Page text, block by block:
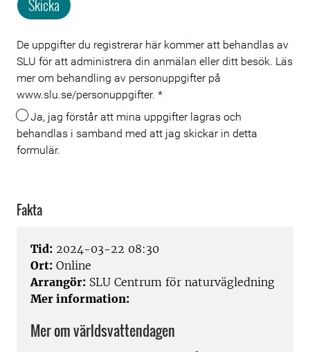
Skicka
Meta
De uppgifter du registrerar här kommer att behandlas av
SLU för att administrera din anmälan eller ditt besök. Läs
mer om behandling av personuppgifter på
www.slu.se/personuppgifter. *
Ja, jag förstår att mina uppgifter lagras och
behandlas i samband med att jag skickar in detta
formulär.
Fakta
Tid: 2024-03-22 08:30
Ort: Online
Arrangör: SLU Centrum för naturvägledning
Mer information:
Mer om världsvattendagen